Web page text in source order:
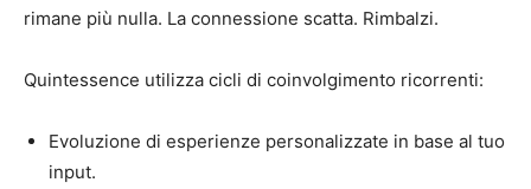
rimane più nulla. La connessione scatta. Rimbalzi.
Quintessence utilizza cicli di coinvolgimento ricorrenti:
Evoluzione di esperienze personalizzate in base al tuo
input.